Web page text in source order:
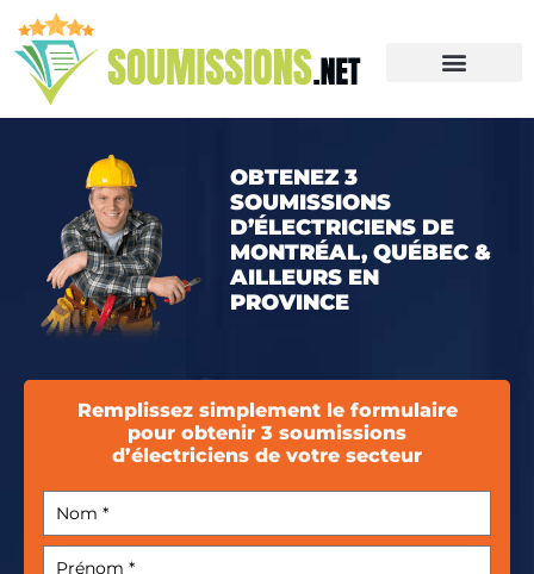
OBTENEZ 3
SOUMISSIONS
D’ÉLECTRICIENS DE
MONTRÉAL, QUÉBEC &
AILLEURS EN
PROVINCE
Remplissez simplement le formulaire
pour obtenir 3 soumissions
d’électriciens de votre secteur